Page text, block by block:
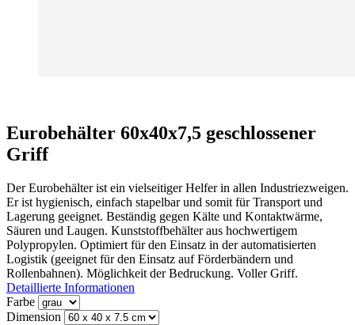
Eurobehälter 60x40x7,5 geschlossener
Griff
Der Eurobehälter ist ein vielseitiger Helfer in allen Industriezweigen.
Er ist hygienisch, einfach stapelbar und somit für Transport und
Lagerung geeignet. Beständig gegen Kälte und Kontaktwärme,
Säuren und Laugen. Kunststoffbehälter aus hochwertigem
Polypropylen. Optimiert für den Einsatz in der automatisierten
Logistik (geeignet für den Einsatz auf Förderbändern und
Rollenbahnen). Möglichkeit der Bedruckung. Voller Griff.
Detaillierte Informationen
Farbe
Dimension